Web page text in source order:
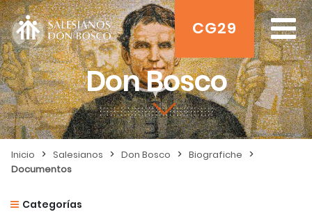
CG29
Don Bosco
Inicio > Salesianos > Don Bosco > Biografiche >
Documentos
Categorías